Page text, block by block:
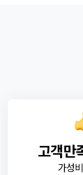
고객만
가성